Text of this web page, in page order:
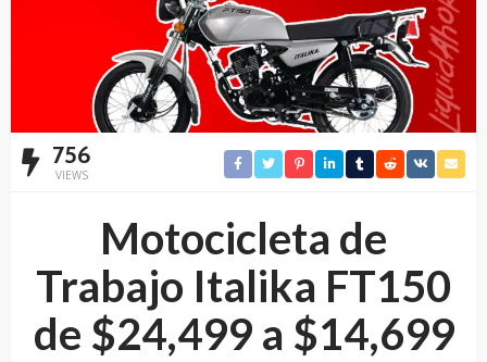
756
VIEWS
Motocicleta de
Trabajo Italika FT150
de $24,499 a $14,699